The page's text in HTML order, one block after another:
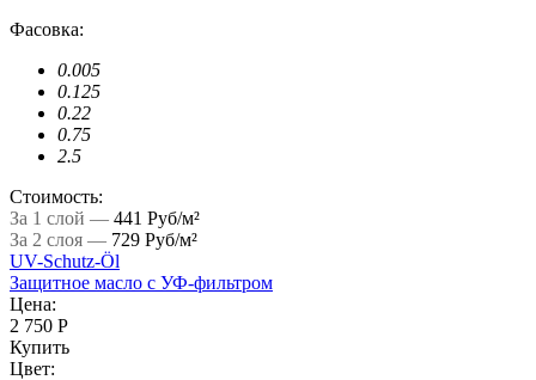
Фасовка:
0.005
0.125
0.22
0.75
2.5
Стоимость:
За 1 слой — 441 Руб/м²
За 2 слоя — 729 Руб/м²
UV-Schutz-Öl
Защитное масло с УФ-фильтром
Цена:
2 750 Р
Купить
Цвет: